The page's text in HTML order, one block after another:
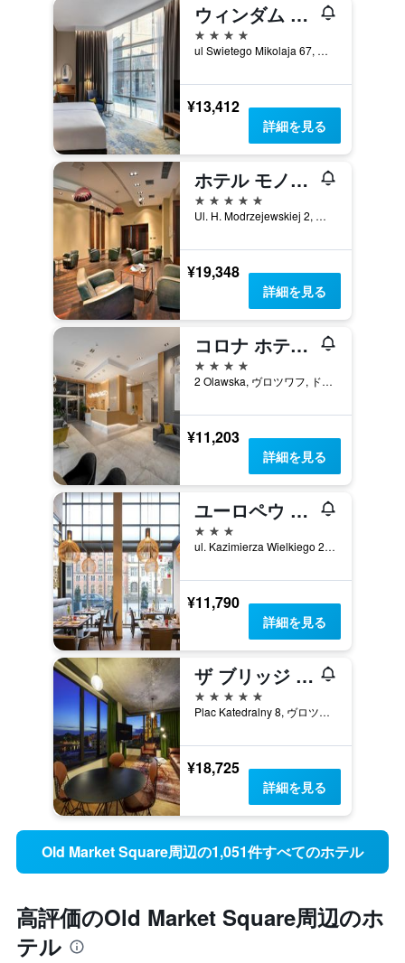
ウィンダム ヴロツワフ オールド タウン
4つ星
ul Swietego Mikolaja 67, ヴロツワフ, ドルヌィ・シロンスク県, ポーランド
¥13,412
詳細を見る
ホテル モノポール ブロツワフ
5つ星
Ul. H. Modrzejewskiej 2, ヴロツワフ, ドルヌィ・シロンスク県, ポーランド
¥19,348
詳細を見る
コロナ ホテル ブロツワフ マーケット スクエア
4つ星
2 Olawska, ヴロツワフ, ドルヌィ・シロンスク県, ポーランド
¥11,203
詳細を見る
ユーロペウ ホテル
3つ星
ul. Kazimierza Wielkiego 27A, ヴロツワフ, ドルヌィ・シロンスク県, ポーランド
¥11,790
詳細を見る
ザ ブリッジ ヴロツワフ - M ギャラリー
5つ星
Plac Katedralny 8, ヴロツワフ, ドルヌィ・シロンスク県, ポーランド
¥18,725
詳細を見る
Old Market Square周辺の1,051件すべてのホテル
高評価のOld Market Square周辺のホ
テル